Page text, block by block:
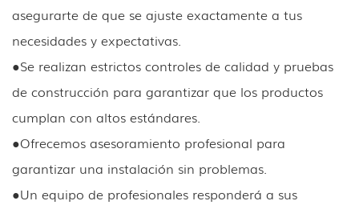
asegurarte de que se ajuste exactamente a tus
necesidades y expectativas.
●Se realizan estrictos controles de calidad y pruebas
de construcción para garantizar que los productos
cumplan con altos estándares.
●Ofrecemos asesoramiento profesional para
garantizar una instalación sin problemas.
●Un equipo de profesionales responderá a sus